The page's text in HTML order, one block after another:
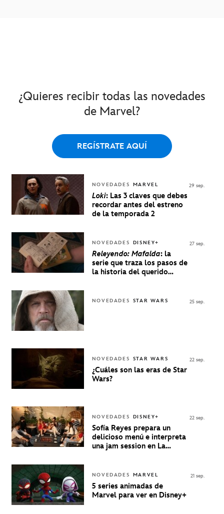
¿Quieres recibir todas las novedades
de Marvel?
REGÍSTRATE AQUÍ
NOVEDADES MARVEL
Loki: Las 3 claves que debes
recordar antes del estreno
de la temporada 2
29 sep.
NOVEDADES DISNEY+
Releyendo: Mafalda: la
serie que traza los pasos de
la historia del querido
27 sep.
NOVEDADES STAR WARS 25 sep.
NOVEDADES STAR WARS
¿Cuáles son las eras de Star
Wars?
22 sep.
NOVEDADES DISNEY+
Sofía Reyes prepara un
delicioso menú e interpreta
una jam session en La
22 sep.
NOVEDADES MARVEL
5 series animadas de
Marvel para ver en Disney+
21 sep.